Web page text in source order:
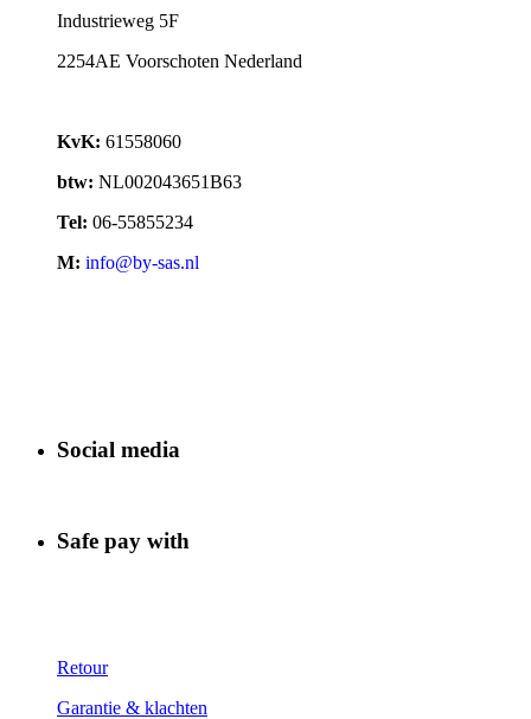
Industrieweg 5F
2254AE Voorschoten Nederland
KvK: 61558060
btw: NL002043651B63
Tel: 06-55855234
M: info@by-sas.nl
Social media
Safe pay with
Retour
Garantie & klachten